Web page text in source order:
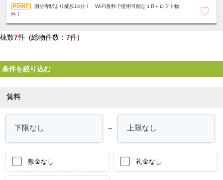
国分寺駅より徒歩14分！ Wi-Fi無料で使用可能な１R＋ロフト物
件！
棟数7件 (総物件数： 7件)
条件を絞り込む
賃料
～
敷金なし 礼金なし